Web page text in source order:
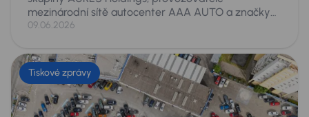
mezinárodní sítě autocenter AAA AUTO a značky
Mototechna, se v letošním vydání žebříčku Forbes
ze 200 hodnocených. Jde o její historicky nejlepší
výsledek v tomto žebříčku, v němž se opakovaně
objevuje již řadu let. Ocenění přichází po náročném
období spojeném s prodejem skupiny a rekordními
obchodními výsledky.
09.06.2026
Tiskové zprávy